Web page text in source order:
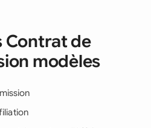
Contrat de
modèles